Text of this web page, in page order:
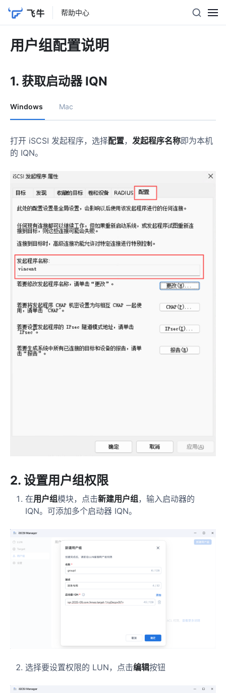
帮助中心
用户组配置说明
1. 获取启动器 IQN
Windows Mac
打开 iSCSI 发起程序，选择配置， 发起程序名称即为本机
的 IQN。
2. 设置用户组权限
在用户组模块，点击新建用户组，输入启动器的
IQN。可添加多个启动器 IQN。
选择要设置权限的 LUN，点击编辑按钮